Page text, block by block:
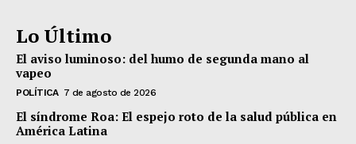
Lo Último
El aviso luminoso: del humo de segunda mano al
vapeo
POLÍTICA 7 de agosto de 2026
El síndrome Roa: El espejo roto de la salud pública en
América Latina